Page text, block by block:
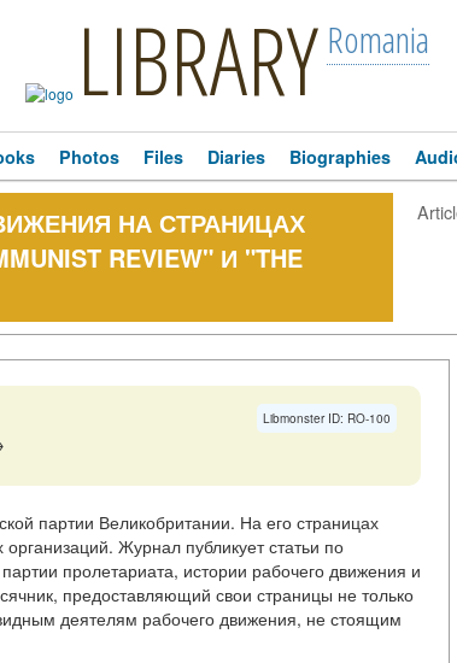
LIBRARY Romania
Photos Files Diaries Biographies
НА СТРАНИЦАХ
REVIEW" И "THE
Libmonster ID: RO-100
партии Великобритании. На его страницах
Журнал публикует статьи по
пролетариата, истории рабочего движения и
предоставляющий свои страницы не только
деятелям рабочего движения, не стоящим